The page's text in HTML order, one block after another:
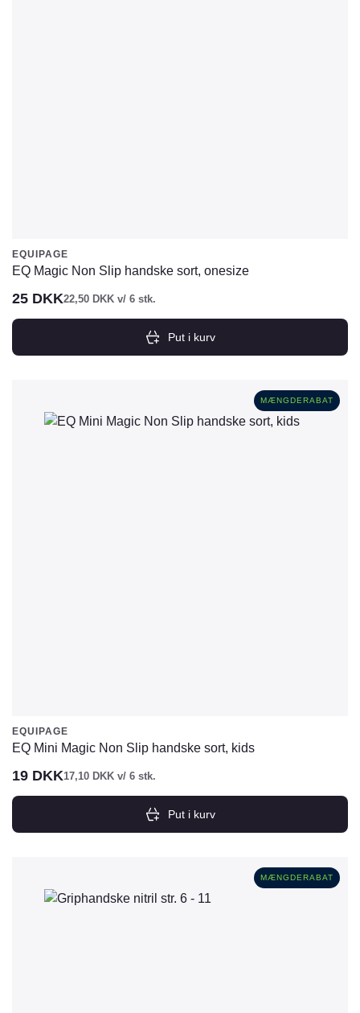
EQUIPAGE
EQ Magic Non Slip handske sort, onesize
25 DKK22,50 DKK v/ 6 stk.
Put i kurv
MÆNGDERABAT
EQUIPAGE
EQ Mini Magic Non Slip handske sort, kids
19 DKK17,10 DKK v/ 6 stk.
Put i kurv
MÆNGDERABAT